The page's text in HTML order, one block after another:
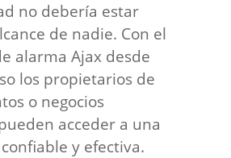
no debería estar
de nadie. Con el
alarma Ajax desde
los propietarios de
o negocios
acceder a una
y efectiva.